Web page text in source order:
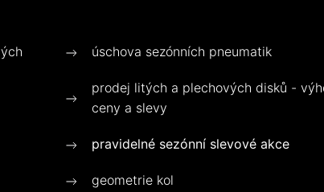
úschova sezónních pneumatik
prodej litých a plechových disků -
ceny a slevy
pravidelné sezónní slevové akce
geometrie kol